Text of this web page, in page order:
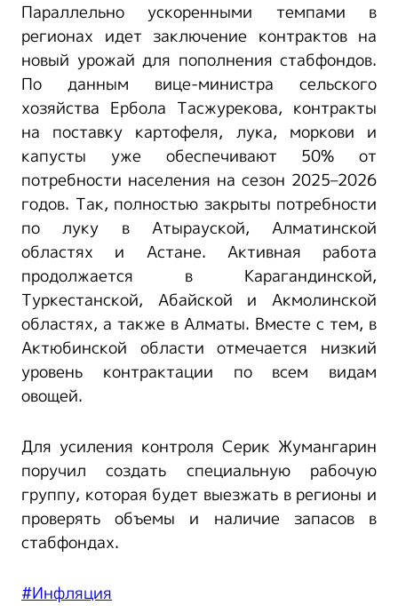
Параллельно ускоренными темпами в
регионах идет заключение контрактов на
новый урожай для пополнения стабфондов.
По данным вице-министра сельского
хозяйства Ербола Тасжурекова, контракты
на поставку картофеля, лука, моркови и
капусты уже обеспечивают 50% от
потребности населения на сезон 2025–2026
годов. Так, полностью закрыты потребности
по луку в Атырауской, Алматинской
областях и Астане. Активная работа
продолжается в Карагандинской,
Туркестанской, Абайской и Акмолинской
областях, а также в Алматы. Вместе с тем, в
Актюбинской области отмечается низкий
уровень контрактации по всем видам
овощей.
Для усиления контроля Серик Жумангарин
поручил создать специальную рабочую
группу, которая будет выезжать в регионы и
проверять объемы и наличие запасов в
стабфондах.
#Инфляция